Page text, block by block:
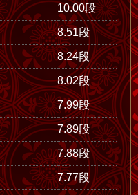
10.00段
8.51段
8.24段
8.02段
7.99段
7.89段
7.88段
7.77段